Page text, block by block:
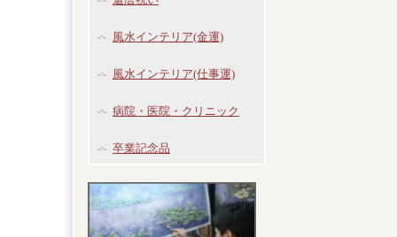
風水インテリア(金運)
風水インテリア(仕事運)
病院・医院・クリニック
卒業記念品